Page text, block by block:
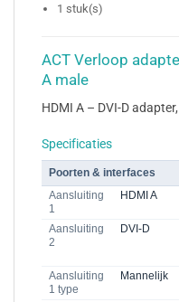
1 stuk(s)
ACT Verloop
A male
HDMI A – DVI-D
Specificaties
Poorten & interfaces
Aansluiting
1
HDMI A
Aansluiting
2
DVI-D
Aansluiting
1 type
Mannelijk